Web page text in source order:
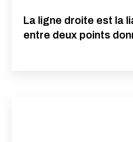
La ligne droite est la
entre deux points